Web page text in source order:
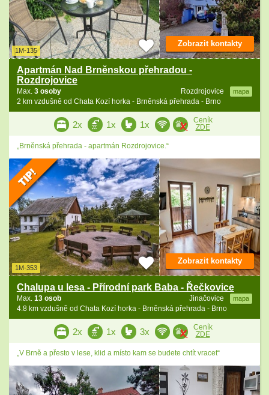
1M-135
Apartmán Nad Brněnskou přehradou -
Rozdrojovice
Rozdrojovice mapa
Max. 3 osoby
2 km vzdušně od Chata Kozí horka - Brněnská přehrada - Brno
Zobrazit kontakty
2x 1x 1x
Ceník
ZDE
„Brněnská přehrada - apartmán Rozdrojovice.“
1M-353
Chalupa u lesa - Přírodní park Baba - Řečkovice
Jinačovice mapa
Max. 13 osob
4.8 km vzdušně od Chata Kozí horka - Brněnská přehrada - Brno
Zobrazit kontakty
2x 1x 3x
Ceník
ZDE
„V Brně a přesto v lese, klid a místo kam se budete chtít vracet“